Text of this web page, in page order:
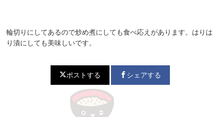
輪切りにしてあるので炒め煮にしても食べ応えがあります。はりは
り漬にしても美味しいです。
ポストする シェアする